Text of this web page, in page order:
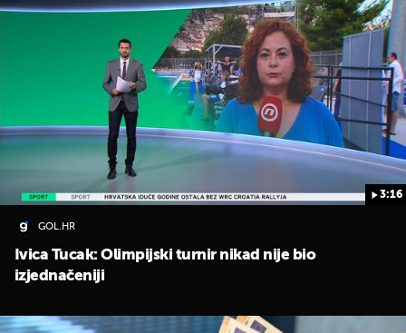
3:16
GOL.HR
Ivica Tucak: Olimpijski turnir nikad nije bio
izjednačeniji